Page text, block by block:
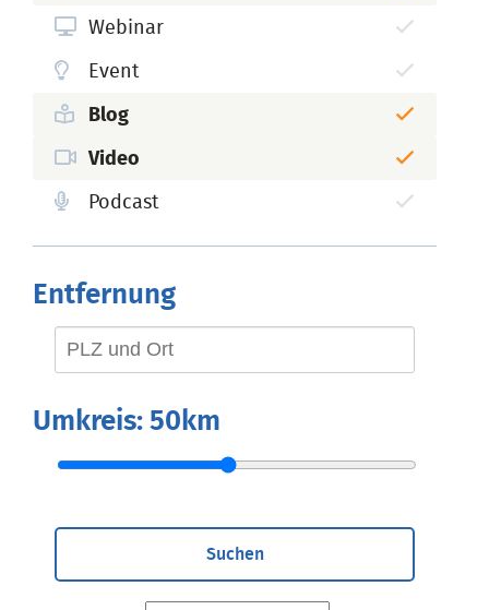
Webinar
Event
Blog
Video
Podcast
Entfernung
Umkreis: 50km
Suchen